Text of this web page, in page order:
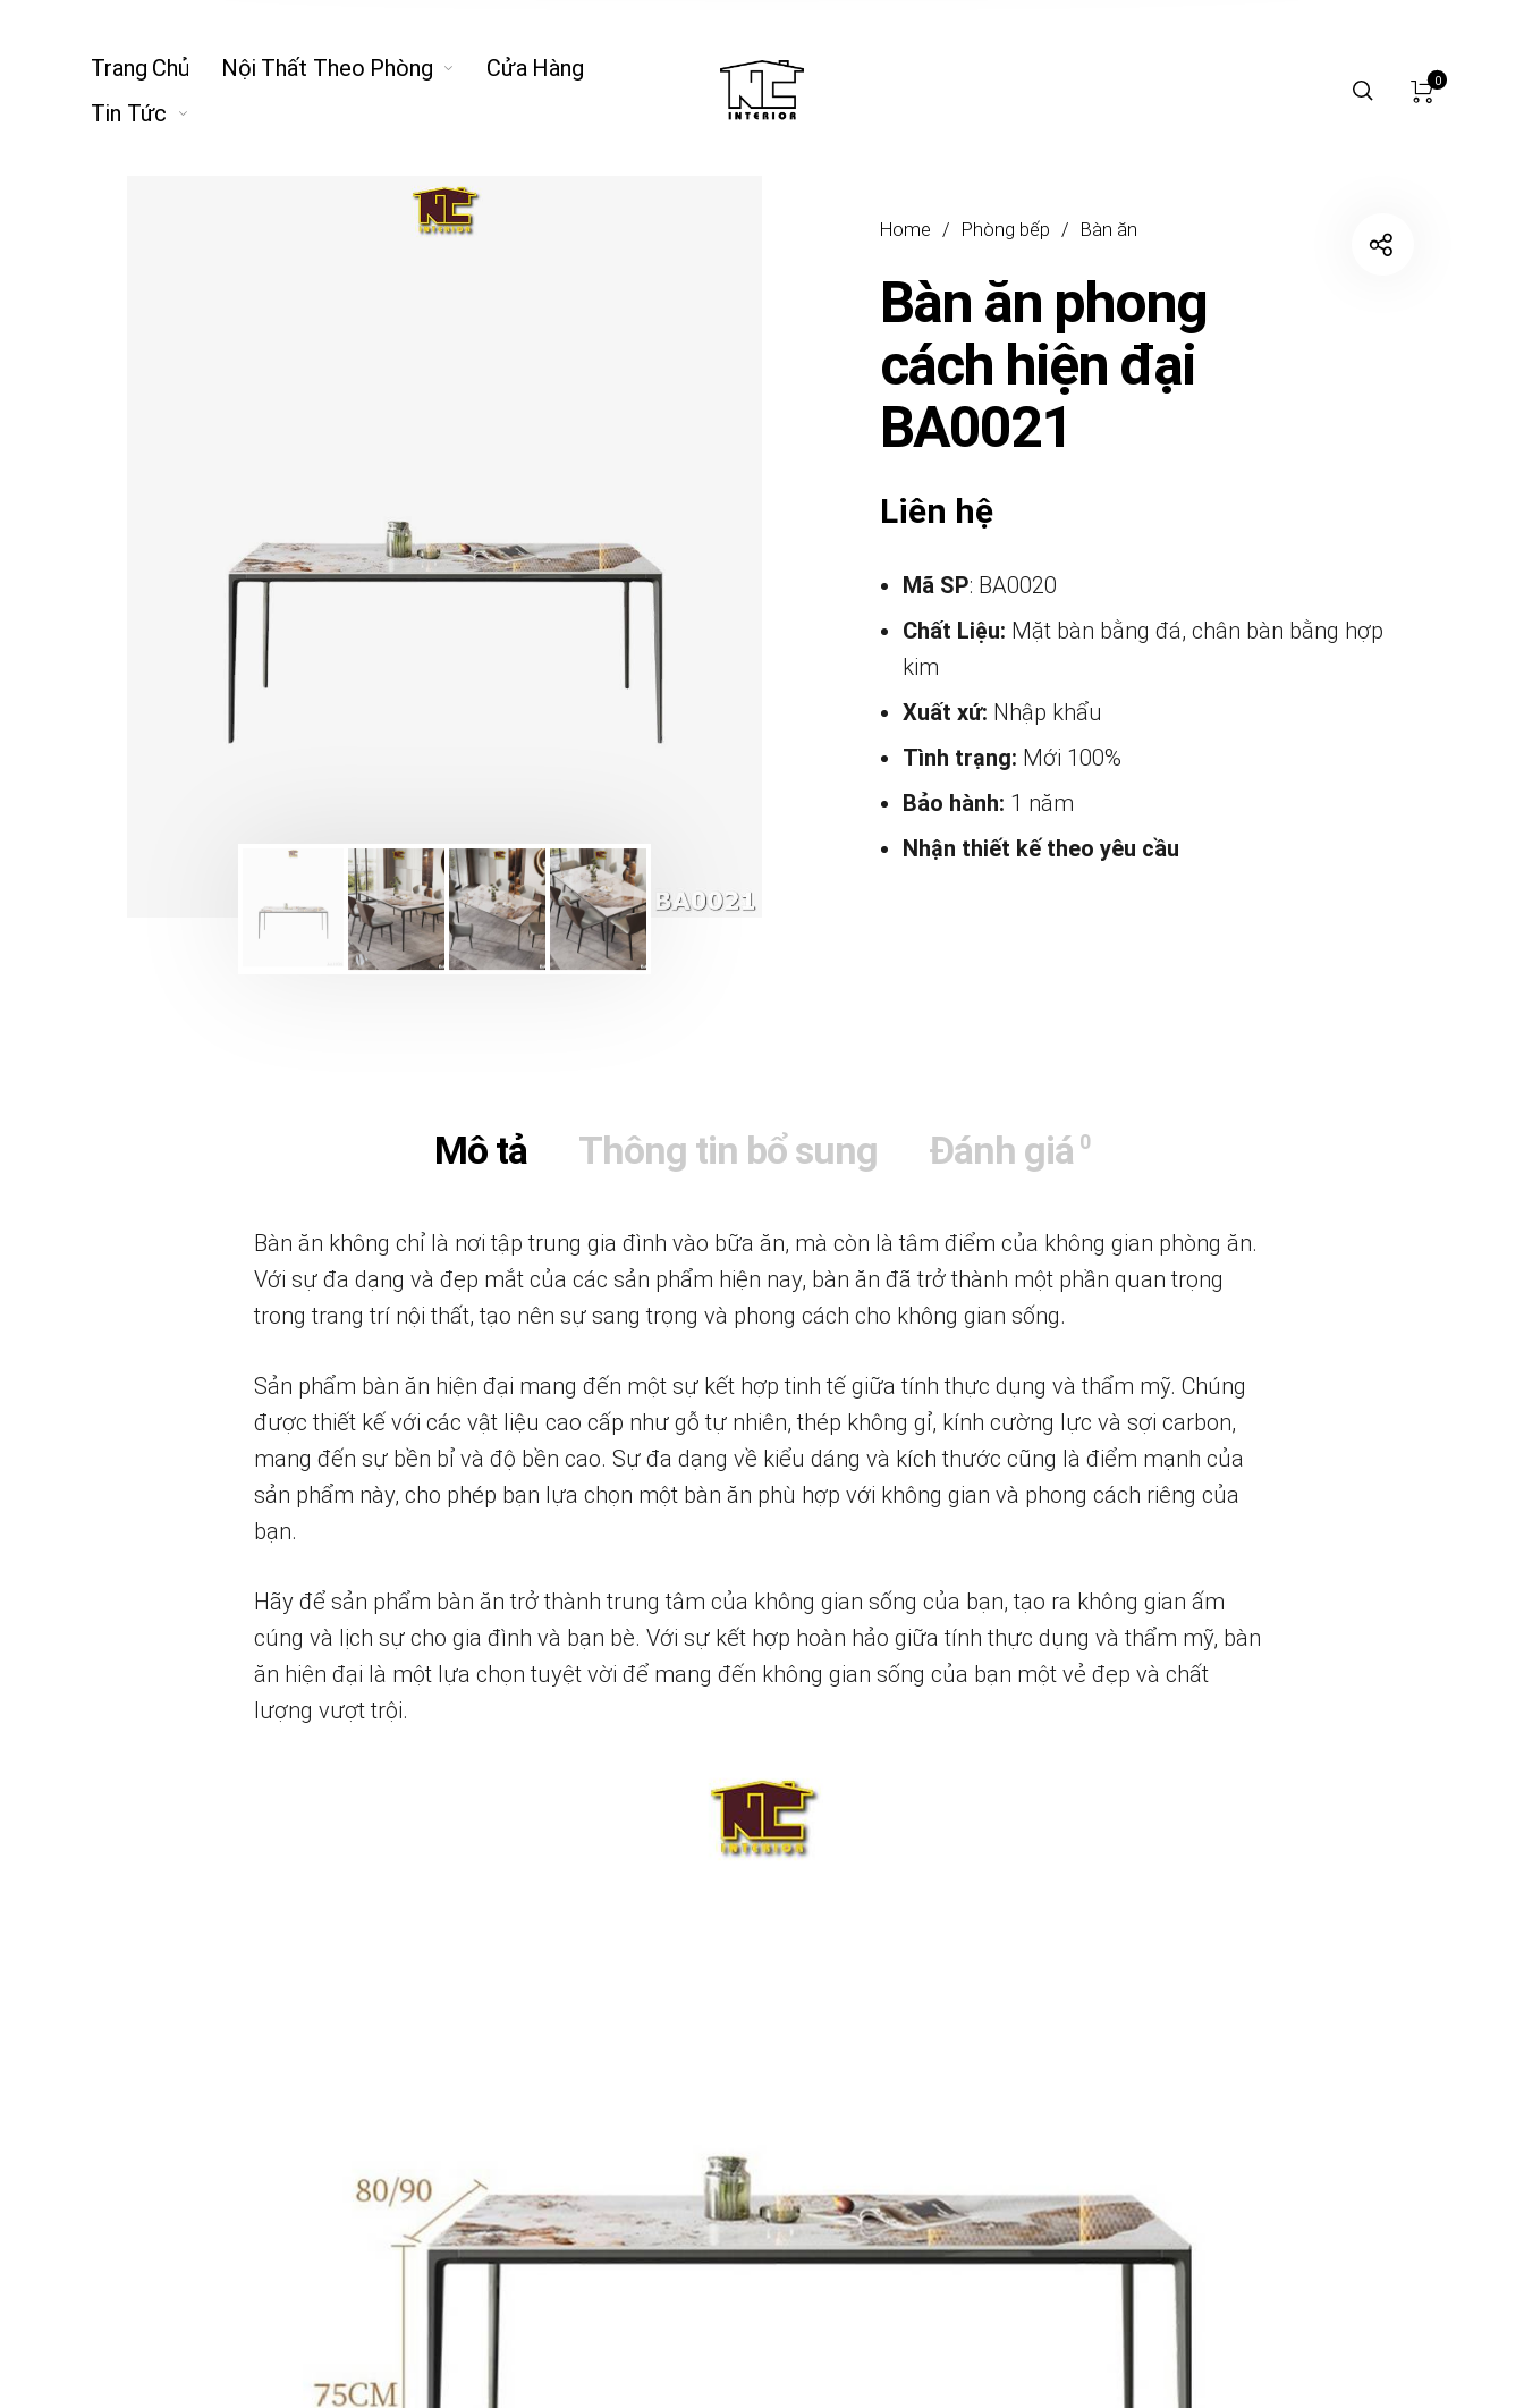
Trang Chủ Nội Thất Theo Phòng
Cửa Hàng
Tin Tức
0
Home / Phòng bếp / Bàn ăn
Bàn ăn phong
cách hiện đại
BA0021
Liên hệ
Mã SP: BA0020
Chất Liệu: Mặt bàn bằng đá, chân bàn bằng hợp
kim
Xuất xứ: Nhập khẩu
Tình trạng: Mới 100%
Bảo hành: 1 năm
Nhận thiết kế theo yêu cầu
Mô tả Thông tin bổ sung Đánh giá 0
Bàn ăn không chỉ là nơi tập trung gia đình vào bữa ăn, mà còn là tâm điểm của không gian phòng ăn.
Với sự đa dạng và đẹp mắt của các sản phẩm hiện nay, bàn ăn đã trở thành một phần quan trọng
trong trang trí nội thất, tạo nên sự sang trọng và phong cách cho không gian sống.
Sản phẩm bàn ăn hiện đại mang đến một sự kết hợp tinh tế giữa tính thực dụng và thẩm mỹ. Chúng
được thiết kế với các vật liệu cao cấp như gỗ tự nhiên, thép không gỉ, kính cường lực và sợi carbon,
mang đến sự bền bỉ và độ bền cao. Sự đa dạng về kiểu dáng và kích thước cũng là điểm mạnh của
sản phẩm này, cho phép bạn lựa chọn một bàn ăn phù hợp với không gian và phong cách riêng của
bạn.
Hãy để sản phẩm bàn ăn trở thành trung tâm của không gian sống của bạn, tạo ra không gian ấm
cúng và lịch sự cho gia đình và bạn bè. Với sự kết hợp hoàn hảo giữa tính thực dụng và thẩm mỹ, bàn
ăn hiện đại là một lựa chọn tuyệt vời để mang đến không gian sống của bạn một vẻ đẹp và chất
lượng vượt trội.